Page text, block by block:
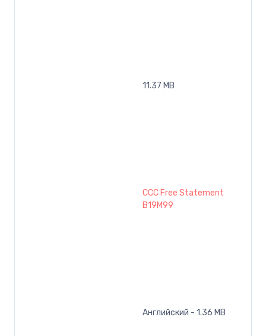
11.37 MB
CCC Free Statement
B19M99
Английский - 1.36 MB